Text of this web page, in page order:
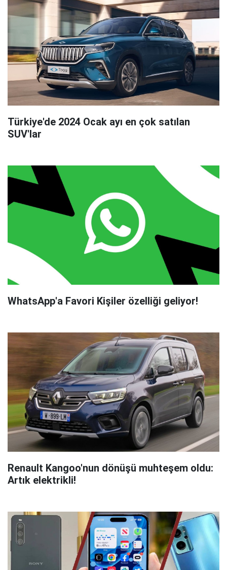
Türkiye'de 2024 Ocak ayı en çok satılan
SUV'lar
WhatsApp'a Favori Kişiler özelliği geliyor!
Renault Kangoo'nun dönüşü muhteşem oldu:
Artık elektrikli!